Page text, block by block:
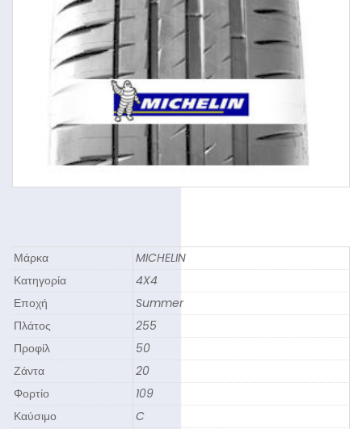
Μάρκα
MICHELIN
Κατηγορία
4X4
Εποχή
Summer
Πλάτος
255
Προφίλ
50
Ζάντα
20
Φορτίο
109
Καύσιμο
C